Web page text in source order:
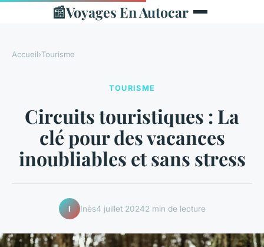
📰Voyages En Autocar
Accueil›Tourisme
TOURISME
Circuits touristiques : La
clé pour des vacances
inoubliables et sans stress
I Inès4 juillet 20242 min de lecture